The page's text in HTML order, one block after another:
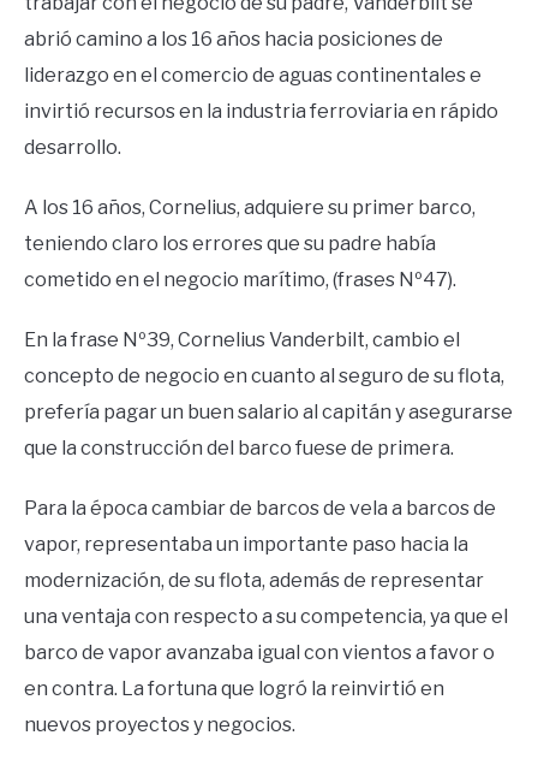
abrió camino a los 16 años hacia posiciones de
liderazgo en el comercio de aguas continentales e
invirtió recursos en la industria ferroviaria en rápido
desarrollo.
A los 16 años, Cornelius, adquiere su primer barco,
teniendo claro los errores que su padre había
cometido en el negocio marítimo, (frases Nº47).
En la frase Nº39, Cornelius Vanderbilt, cambio el
concepto de negocio en cuanto al seguro de su flota,
prefería pagar un buen salario al capitán y asegurarse
que la construcción del barco fuese de primera.
Para la época cambiar de barcos de vela a barcos de
vapor, representaba un importante paso hacia la
modernización, de su flota, además de representar
una ventaja con respecto a su competencia, ya que el
barco de vapor avanzaba igual con vientos a favor o
en contra. La fortuna que logró la reinvirtió en
nuevos proyectos y negocios.